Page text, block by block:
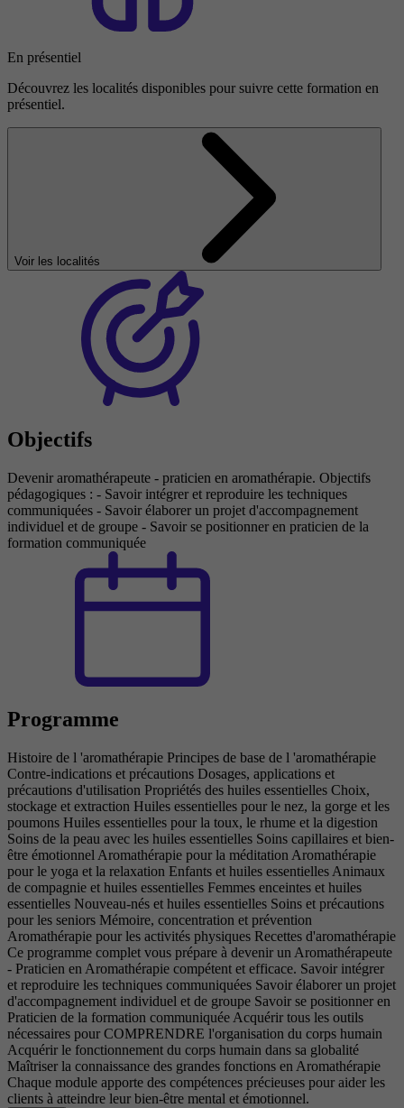
En présentiel
Découvrez les localités disponibles pour suivre cette formation en
présentiel.
Voir les localités
Objectifs
Devenir aromathérapeute - praticien en aromathérapie. Objectifs
pédagogiques : - Savoir intégrer et reproduire les techniques
communiquées - Savoir élaborer un projet d'accompagnement
individuel et de groupe - Savoir se positionner en praticien de la
formation communiquée
Programme
Histoire de l 'aromathérapie Principes de base de l 'aromathérapie
Contre-indications et précautions Dosages, applications et
précautions d'utilisation Propriétés des huiles essentielles Choix,
stockage et extraction Huiles essentielles pour le nez, la gorge et les
poumons Huiles essentielles pour la toux, le rhume et la digestion
Soins de la peau avec les huiles essentielles Soins capillaires et bien-
être émotionnel Aromathérapie pour la méditation Aromathérapie
pour le yoga et la relaxation Enfants et huiles essentielles Animaux
de compagnie et huiles essentielles Femmes enceintes et huiles
essentielles Nouveau-nés et huiles essentielles Soins et précautions
pour les seniors Mémoire, concentration et prévention
Aromathérapie pour les activités physiques Recettes d'aromathérapie
Ce programme complet vous prépare à devenir un Aromathérapeute
- Praticien en Aromathérapie compétent et efficace. Savoir intégrer
et reproduire les techniques communiquées Savoir élaborer un projet
d'accompagnement individuel et de groupe Savoir se positionner en
Praticien de la formation communiquée Acquérir tous les outils
nécessaires pour COMPRENDRE l'organisation du corps humain
Acquérir le fonctionnement du corps humain dans sa globalité
Maîtriser la connaissance des grandes fonctions en Aromathérapie
Chaque module apporte des compétences précieuses pour aider les
clients à atteindre leur bien-être mental et émotionnel.